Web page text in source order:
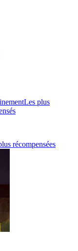
Les plus
récompensées